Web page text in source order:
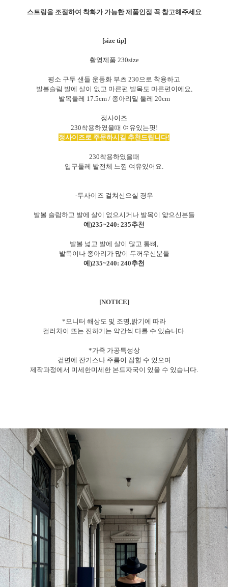
스트링을 조절하여 착화가 가능한 제품인점 꼭 참고해주세요
[size tip]
촬영제품 230size
평소 구두 샌들 운동화 부츠 230으로 착용하고
발볼슬림 발에 살이 없고 마른편 발목도 마른편이에요,
발목둘레 17.5cm / 종아리밑 둘레 20cm
정사이즈
230착용하였을때 여유있는핏!
정사이즈로 주문하시길 추천드립니다!
230착용하였을때
입구둘레 발전체 느낌 여유있어요.
-두사이즈 걸쳐신으실 경우
발볼 슬림하고 발에 살이 없으시거나 발목이 얇으신분들
예)235~240: 235추천
발볼 넓고 발에 살이 많고 통뼈,
발목이나 종아리가 많이 두꺼우신분들
예)235~240: 240추천
[NOTICE]
*모니터 해상도 및 조명,밝기에 따라
컬러차이 또는 진하기는 약간씩 다를 수 있습니다.
*가죽 가공특성상
겉면에 잔기스나 주름이 잡힐 수 있으며
제작과정에서 미세한미세한 본드자국이 있을 수 있습니다.